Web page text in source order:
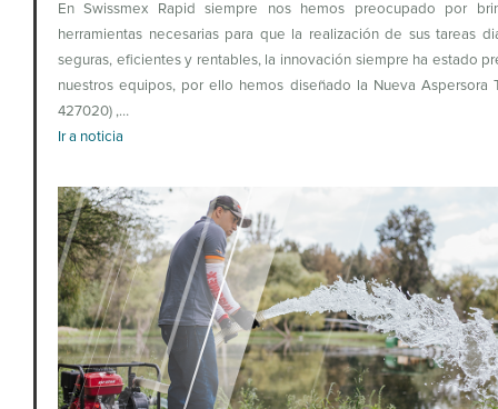
En Swissmex Rapid siempre nos hemos preocupado por
herramientas necesarias para que la realización de sus tareas
seguras, eficientes y rentables, la innovación siempre ha estado
nuestros equipos, por ello hemos diseñado la Nueva Aspersora
427020) ,…
Ir a noticia